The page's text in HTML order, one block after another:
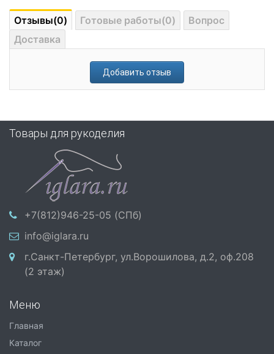
Отзывы(0) Готовые работы(0)
Вопрос
Доставка
Добавить отзыв
Товары для рукоделия
+7(812)946-25-05 (СПб)
info@iglara.ru
г.Санкт-Петербург, ул.Ворошилова, д.2, оф.208
(2 этаж)
Меню
Главная
Каталог